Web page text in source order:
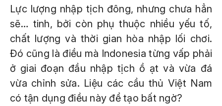
Lực lượng nhập tịch đông, nhưng chưa hẳn
sẽ… tinh, bởi còn phụ thuộc nhiều yếu tố,
chất lượng và thời gian hòa nhập lối chơi.
Đó cũng là điều mà Indonesia từng vấp phải
ở giai đoạn đầu nhập tịch ồ ạt và vừa đá
vừa chỉnh sửa. Liệu các cầu thủ Việt Nam
có tận dụng điều này để tạo bất ngờ?